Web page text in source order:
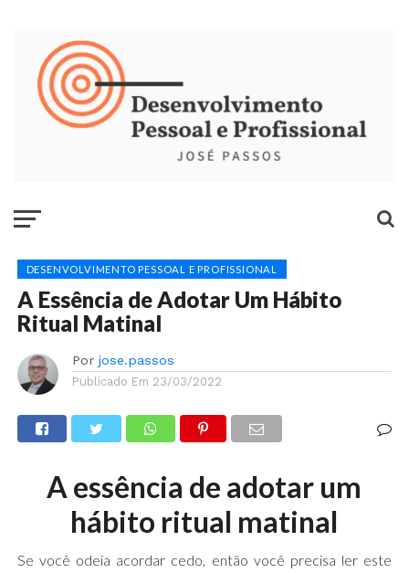
DESENVOLVIMENTO PESSOAL E PROFISSIONAL
A Essência de Adotar Um Hábito
Ritual Matinal
Por jose.passos
Publicado Em 23/03/2022
A essência de adotar um
hábito ritual matinal
Se você odeia acordar cedo, então você precisa ler este